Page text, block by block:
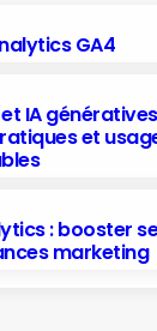
GA4
IA
et
: booster
marketing